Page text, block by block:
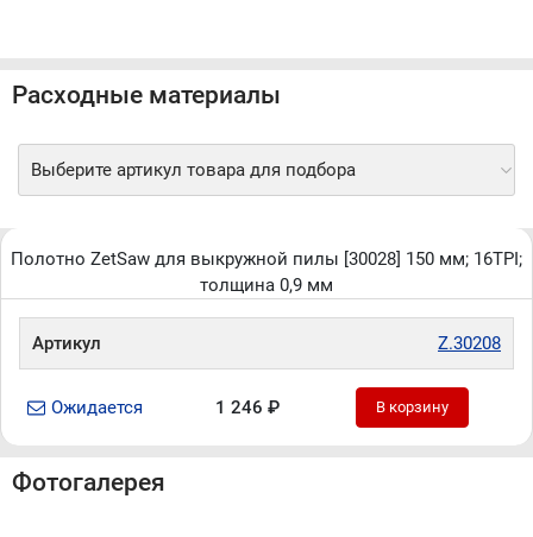
Расходные материалы
Выберите артикул товара для подбора
Полотно ZetSaw для выкружной пилы [30028] 150 мм; 16TPI;
толщина 0,9 мм
Артикул Z.30208
Ожидается 1 246 ₽ В корзину
Фотогалерея